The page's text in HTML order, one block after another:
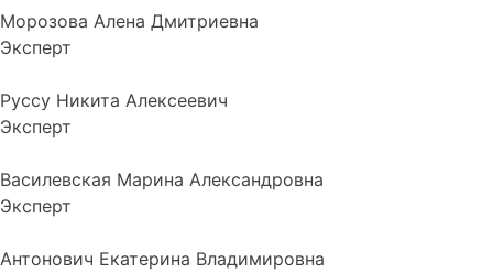
Морозова Алена Дмитриевна
Эксперт
Руссу Никита Алексеевич
Эксперт
Василевская Марина Александровна
Эксперт
Антонович Екатерина Владимировна